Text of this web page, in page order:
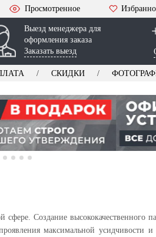
Просмотренное
Выезд менеджера для
оформления заказа
Заказать выезд
СКИДКИ
Создание высококачественного
максимальной усидчивости